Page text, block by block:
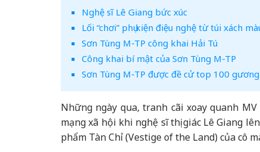
Nghệ sĩ Lê Giang bức xúc
Lối “chơi” phụ kiện điệu nghệ từ túi xách
Sơn Tùng M-TP công khai Hải Tú
Công khai bí mật của Sơn Tùng M-TP
Sơn Tùng M-TP được đề cử top 100
Những ngày qua, tranh cãi xoay quanh MV
mạng xã hội khi nghệ sĩ thị giác Lê Giang
phẩm Tàn Chỉ (Vestige of the Land) của cô